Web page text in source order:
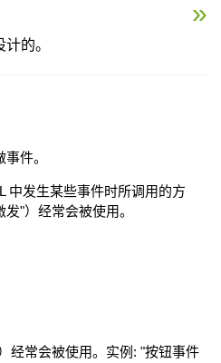
jQuery 效果 – 隐藏和显
的。
件。
中发生某些事件时所调用的方
"）经常会被使用。
经常会被使用。实例: "按钮事件